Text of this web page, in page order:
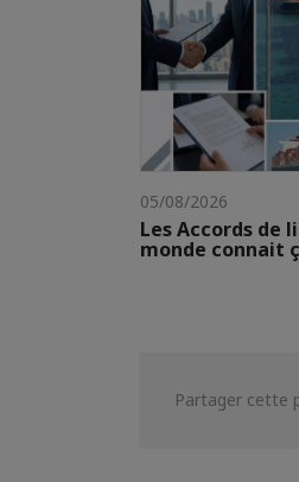
05/08/2026
Les Accords de
monde connait
Partager cette